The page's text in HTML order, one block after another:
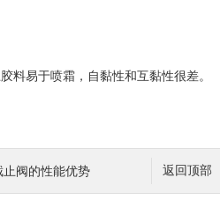
易于喷霜，自黏性和互黏性很差。
返回顶部
阀的性能优势